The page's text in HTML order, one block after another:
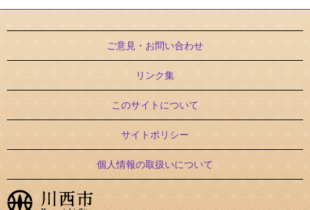
ご意見・お問い合わせ
リンク集
このサイトについて
サイトポリシー
個人情報の取扱いについて